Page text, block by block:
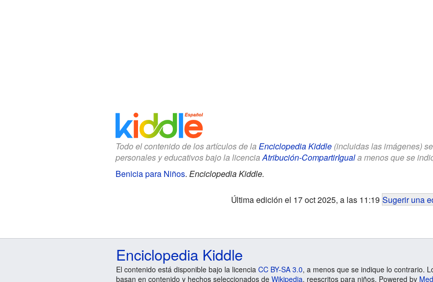
Todo el contenido de los artículos de la Enciclopedia Kiddle(incluidas las imágenes)
personales y educativos bajo la licenciaAtribución-CompartirIguala menos que se
Benicia para Niños. Enciclopedia Kiddle.
Última edición el 17 oct 2025, a las 11:19 Sugerir una
Enciclopedia Kiddle
El contenido está disponible bajo la licencia CC BY-SA 3.0, a menos que se indique lo contrario.
basan en contenido y hechos seleccionados de Wikipedia, reescritos para niños. Powered by